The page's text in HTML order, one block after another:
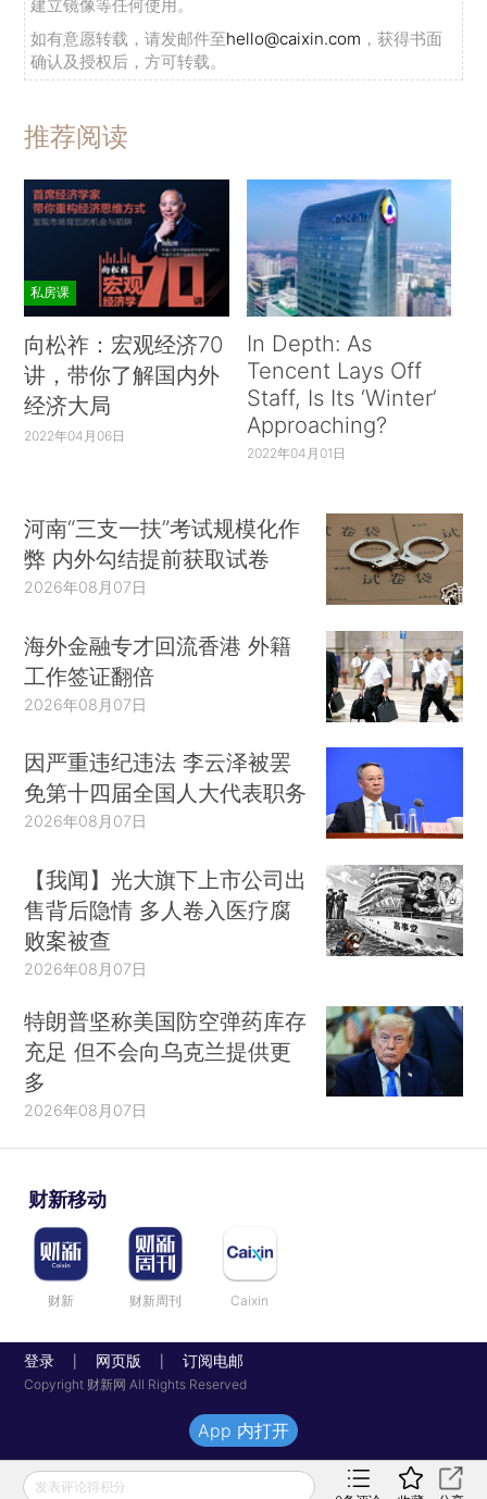
建立镜像等任何使用。
如有意愿转载，请发邮件至hello@caixin.com ，获得书面
确认及授权后，方可转载。
推荐阅读
私房课
向松祚：宏观经济70
讲，带你了解国内外
经济大局
2022年04月06日
In Depth: As
Tencent Lays Off
Staff, Is Its ‘Winter’
Approaching?
2022年04月01日
河南“三支一扶”考试规模化作
弊 内外勾结提前获取试卷
2026年08月07日
海外金融专才回流香港 外籍
工作签证翻倍
2026年08月07日
因严重违纪违法 李云泽被罢
免第十四届全国人大代表职务
2026年08月07日
【我闻】光大旗下上市公司出
售背后隐情 多人卷入医疗腐
败案被查
2026年08月07日
特朗普坚称美国防空弹药库存
充足 但不会向乌克兰提供更
多
2026年08月07日
财新移动
财新 财新周刊 Caixin
登录 网页版 订阅电邮
Copyright 财新网 All Rights Reserved
发表评论得积分
App 内打开